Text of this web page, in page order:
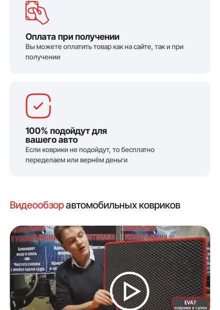
Видеообзоравтомобильных ковриков
Оплата при получении
Вы можете оплатить товар как на сайте, так и при
получении
100% подойдут для
вашего авто
Если коврики не подойдут, то бесплатно
переделаем или вернём деньги